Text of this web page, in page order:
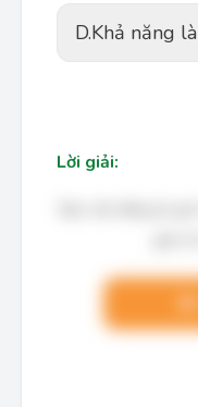
D.Khả năng
Lời giải: